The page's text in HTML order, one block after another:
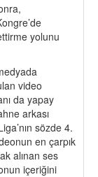
yolunu
video
da yapay
arkası
sözde 4.
en çarpık
alınan ses
içeriğini